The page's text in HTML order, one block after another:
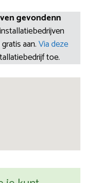
gevondenn
aan.Via deze
toe.